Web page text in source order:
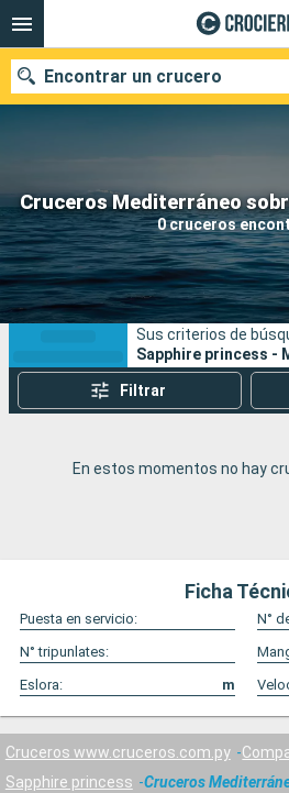
Cruceros Mediterráneo
0 cruceros
Encontrar un crucero
Nuestros destinos
Fecha de salida
Puertos
Sus criterios de
Sapphire princess -
Filtrar
En estos momentos no hay
Ficha
Puesta en servicio:
N°
N° tripunlates:
Eslora:
m
Cruceros www.cruceros.com.py
Sapphire princess
Cruceros